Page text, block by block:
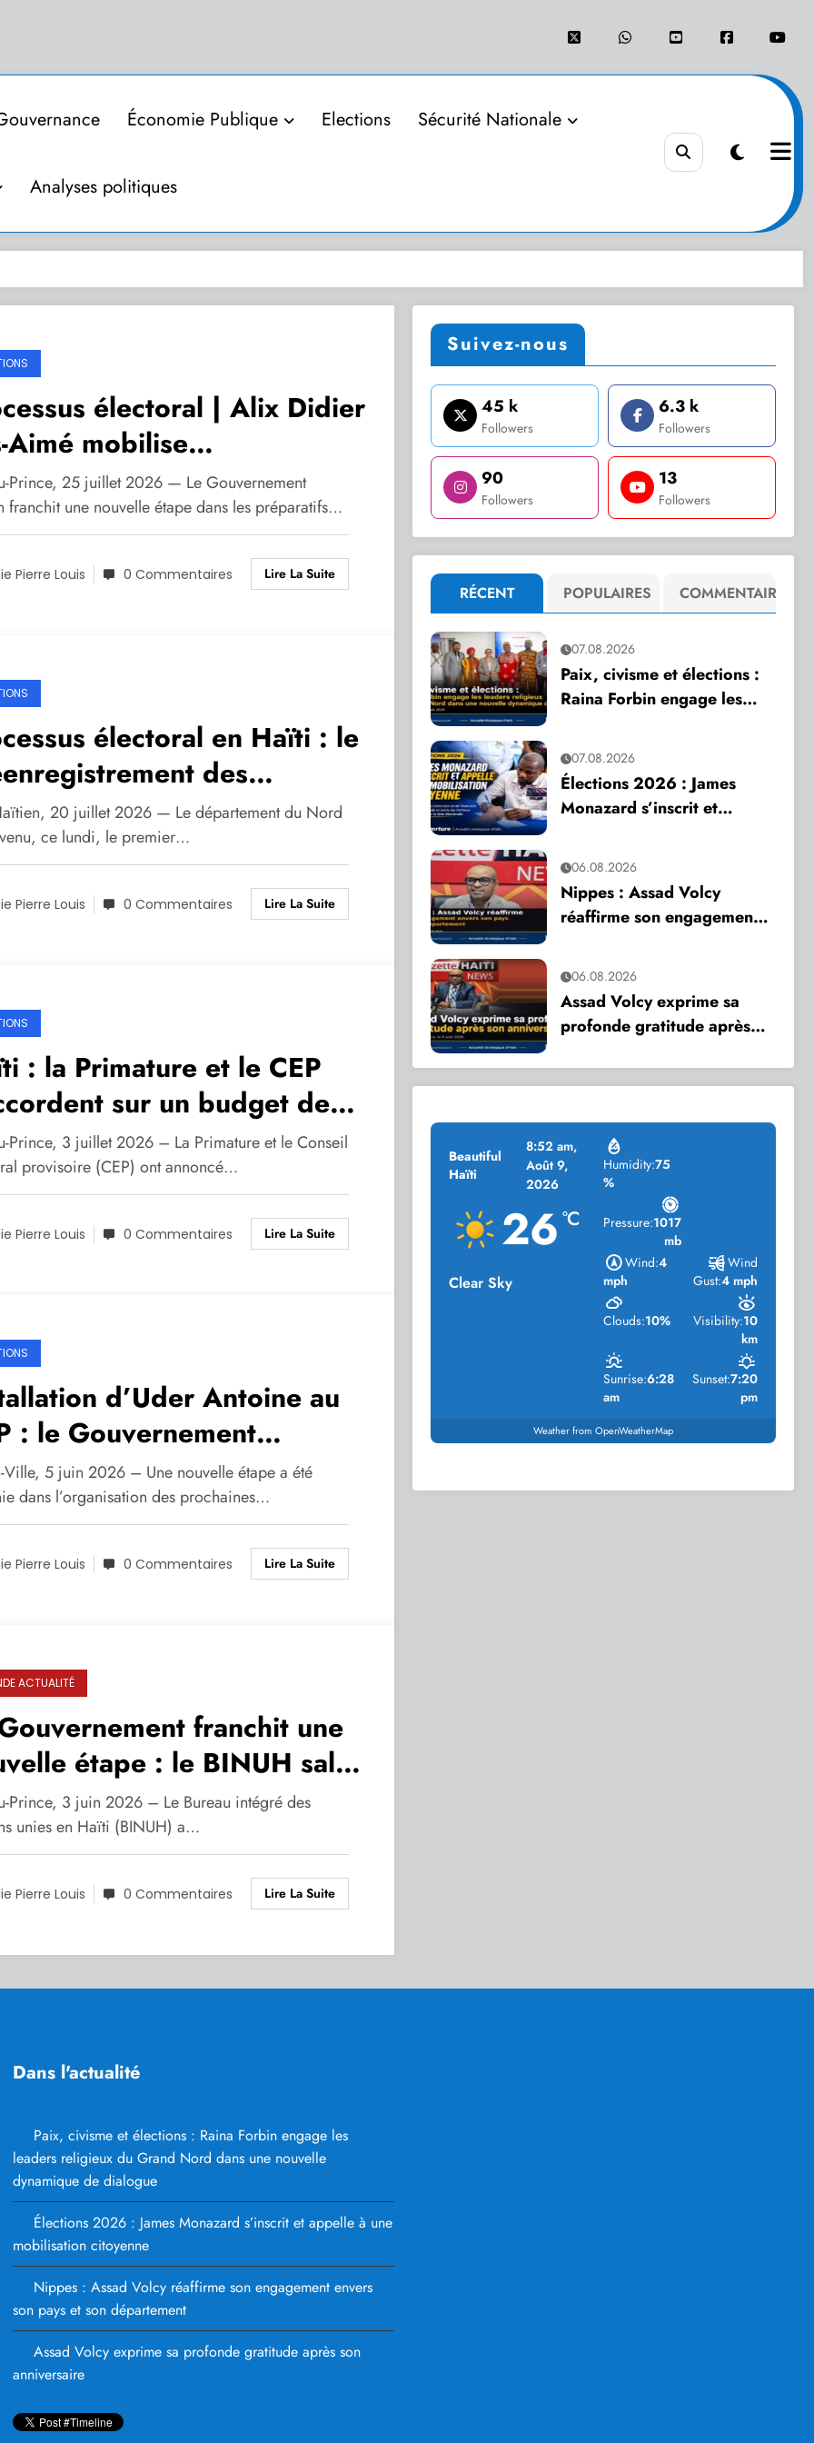
Économie Publique Elections Sécurité Nationale
Analyses politiques
électoral | Alix Didier
Aimé mobilise
publique autour
électoral
Prince, 25 juillet 2026 — Le Gouvernement
franchit une nouvelle étape dans les préparatifs…
Pierre Louis 0 Commentaires Lire La Suite
électoral en Haïti : le
des
officiellement lancé
le Nord
20 juillet 2026 — Le département du Nord
ce lundi, le premier…
Pierre Louis 0 Commentaires Lire La Suite
: la Primature et le CEP
sur un budget de
millions de dollars pour les
Prince, 3 juillet 2026 – La Primature et le Conseil
provisoire (CEP) ont annoncé…
Pierre Louis 0 Commentaires Lire La Suite
d’Uder Antoine au
: le Gouvernement
la mise en œuvre du
électoral
Ville, 5 juin 2026 – Une nouvelle étape a été
dans l’organisation des prochaines…
Pierre Louis 0 Commentaires Lire La Suite
ACTUALITÉ
franchit une
étape : le BINUH salue
du nouveau
électoral
Prince, 3 juin 2026 – Le Bureau intégré des
unies en Haïti (BINUH) a…
Pierre Louis 0 Commentaires Lire La Suite
Suivez-nous
45 k
Followers
6.3 k
Followers
90
Followers
13
Followers
RÉCENT POPULAIRES COMMENTAIRE
07.08.2026
Paix, civisme et élections :
Raina Forbin engage les
Nord dans une nouvelle
dynamique de dialogue
07.08.2026
Élections 2026 : James
Monazard s’inscrit et
citoyenne
06.08.2026
Nippes : Assad Volcy
réaffirme son engagement
département
06.08.2026
Assad Volcy exprime sa
profonde gratitude après
Beautiful
Haïti
8:52 am,
Août 9,
2026
26 °C
Clear Sky
Humidity:75
%
Pressure:1017
mb
Wind:4
mph
Wind
Gust:4 mph
Clouds:10% Visibility:10
km
Sunrise:6:28
am
Sunset:7:20
pm
Weather from OpenWeatherMap
Dans l'actualité
Paix, civisme et élections : Raina Forbin engage les
leaders religieux du Grand Nord dans une nouvelle
dynamique de dialogue
Élections 2026 : James Monazard s’inscrit et appelle à une
mobilisation citoyenne
Nippes : Assad Volcy réaffirme son engagement envers
son pays et son département
Assad Volcy exprime sa profonde gratitude après son
anniversaire